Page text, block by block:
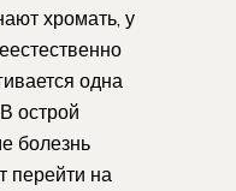
хромать, у
одна
острой
болезнь
перейти на